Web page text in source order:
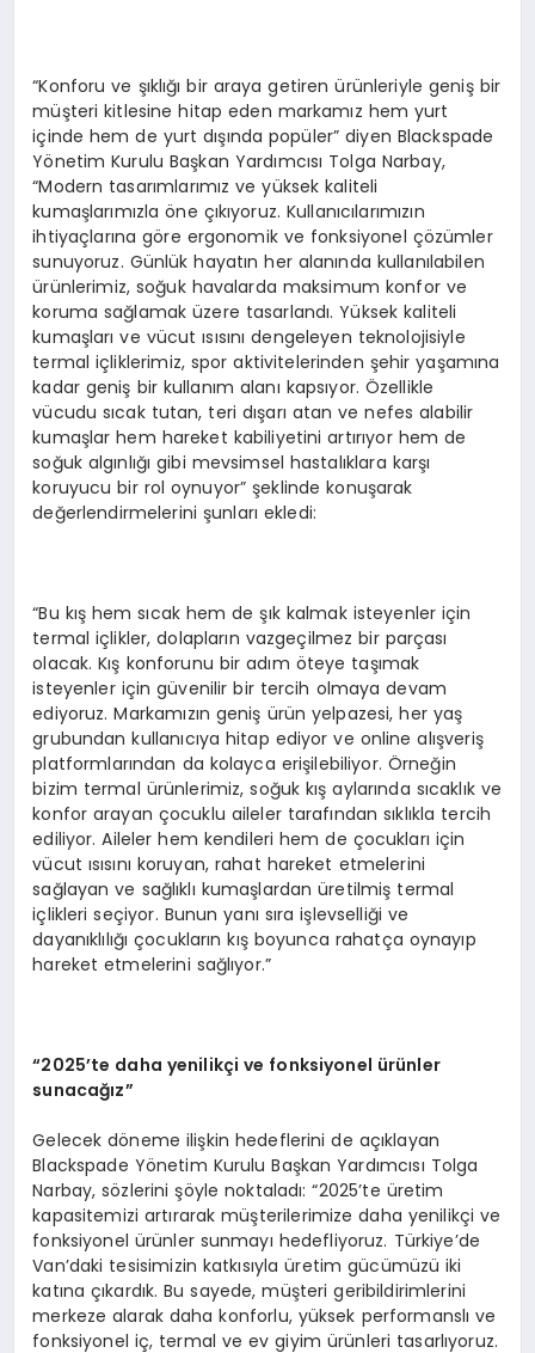
“Konforu ve şıklığı bir araya getiren ürünleriyle geniş bir
müşteri kitlesine hitap eden markamız hem yurt
içinde hem de yurt dışında popüler” diyen Blackspade
Yönetim Kurulu Başkan Yardımcısı Tolga Narbay,
“Modern tasarımlarımız ve yüksek kaliteli
kumaşlarımızla öne çıkıyoruz. Kullanıcılarımızın
ihtiyaçlarına göre ergonomik ve fonksiyonel çözümler
sunuyoruz. Günlük hayatın her alanında kullanılabilen
ürünlerimiz, soğuk havalarda maksimum konfor ve
koruma sağlamak üzere tasarlandı. Yüksek kaliteli
kumaşları ve vücut ısısını dengeleyen teknolojisiyle
termal içliklerimiz, spor aktivitelerinden şehir yaşamına
kadar geniş bir kullanım alanı kapsıyor. Özellikle
vücudu sıcak tutan, teri dışarı atan ve nefes alabilir
kumaşlar hem hareket kabiliyetini artırıyor hem de
soğuk algınlığı gibi mevsimsel hastalıklara karşı
koruyucu bir rol oynuyor” şeklinde konuşarak
değerlendirmelerini şunları ekledi:
“Bu kış hem sıcak hem de şık kalmak isteyenler için
termal içlikler, dolapların vazgeçilmez bir parçası
olacak. Kış konforunu bir adım öteye taşımak
isteyenler için güvenilir bir tercih olmaya devam
ediyoruz. Markamızın geniş ürün yelpazesi, her yaş
grubundan kullanıcıya hitap ediyor ve online alışveriş
platformlarından da kolayca erişilebiliyor. Örneğin
bizim termal ürünlerimiz, soğuk kış aylarında sıcaklık ve
konfor arayan çocuklu aileler tarafından sıklıkla tercih
ediliyor. Aileler hem kendileri hem de çocukları için
vücut ısısını koruyan, rahat hareket etmelerini
sağlayan ve sağlıklı kumaşlardan üretilmiş termal
içlikleri seçiyor. Bunun yanı sıra işlevselliği ve
dayanıklılığı çocukların kış boyunca rahatça oynayıp
hareket etmelerini sağlıyor.”
“2025’te daha yenilikçi ve fonksiyonel ürünler
sunacağız”
Gelecek döneme ilişkin hedeflerini de açıklayan
Blackspade Yönetim Kurulu Başkan Yardımcısı Tolga
Narbay, sözlerini şöyle noktaladı: “2025’te üretim
kapasitemizi artırarak müşterilerimize daha yenilikçi ve
fonksiyonel ürünler sunmayı hedefliyoruz. Türkiye’de
Van’daki tesisimizin katkısıyla üretim gücümüzü iki
katına çıkardık. Bu sayede, müşteri geribildirimlerini
merkeze alarak daha konforlu, yüksek performanslı ve
fonksiyonel iç, termal ve ev giyim ürünleri tasarlıyoruz.